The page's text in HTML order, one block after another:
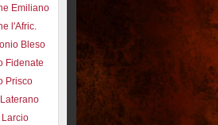
Emiliano
l'Afric.
Bleso
Fidenate
Prisco